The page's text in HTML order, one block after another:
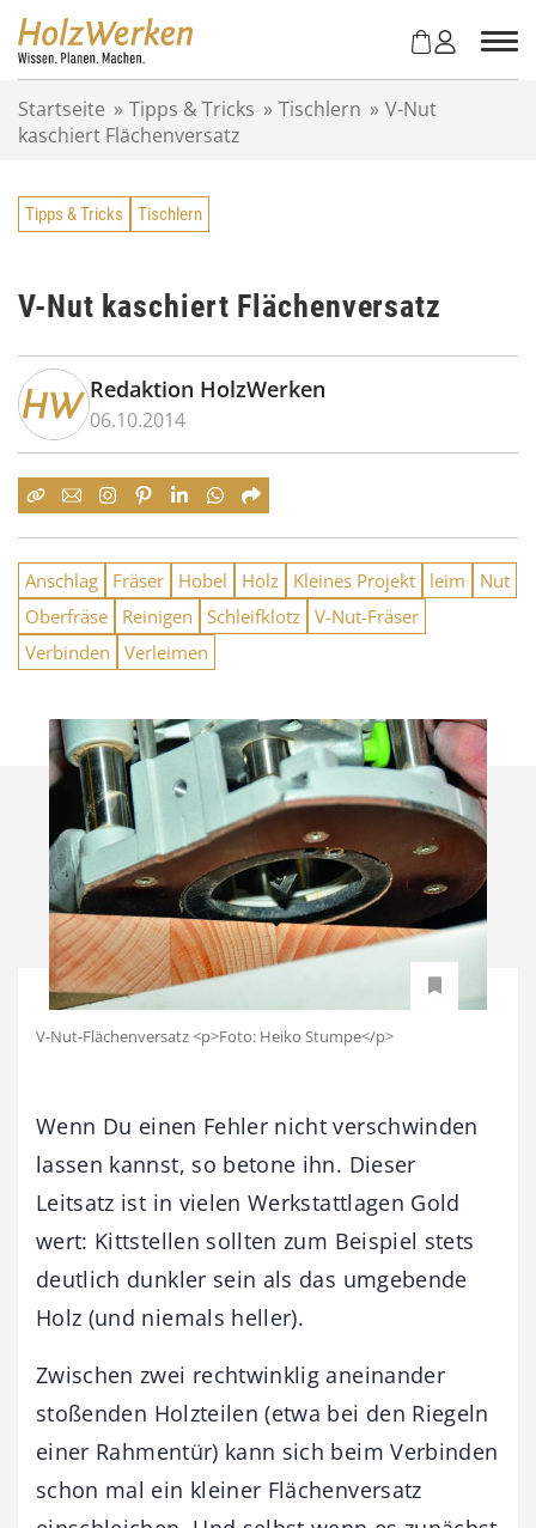
Startseite » Tipps & Tricks » Tischlern » V-Nut
kaschiert Flächenversatz
Tipps & Tricks Tischlern
V-Nut kaschiert Flächenversatz
Redaktion HolzWerken
06.10.2014
Anschlag Fräser Hobel Holz Kleines Projekt leim
Nut
Oberfräse
Reinigen Schleifklotz V-Nut-Fräser
Verbinden
Verleimen
V-Nut-Flächenversatz <p>Foto: Heiko Stumpe</p>
Wenn Du einen Fehler nicht verschwinden
lassen kannst, so betone ihn. Dieser
Leitsatz ist in vielen Werkstattlagen Gold
wert: Kittstellen sollten zum Beispiel stets
deutlich dunkler sein als das umgebende
Holz (und niemals heller).
Zwischen zwei rechtwinklig aneinander
stoßenden Holzteilen (etwa bei den Riegeln
einer Rahmentür) kann sich beim Verbinden
schon mal ein kleiner Flächenversatz